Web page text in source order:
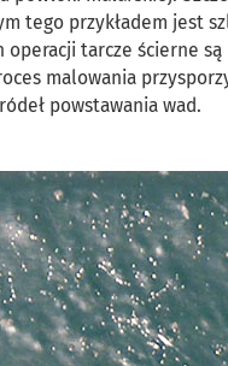
tego przykładem jest
operacji tarcze ścierne
malowania
powstawania wad.